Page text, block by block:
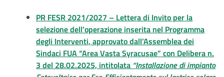
PR FESR 2021/2027 – Lettera di Invito per la
selezione dell’operazione inserita nel Programma
degli Interventi, approvato dall’Assemblea dei
Sindaci FUA “Area Vasta Syracusae” con Delibera n.
3 del 28.02.2025, intitolata “Installazione di impianto